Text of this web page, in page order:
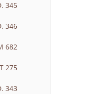
345
346
682
275
343